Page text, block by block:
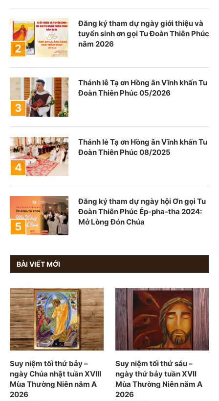
Đăng ký tham dự ngày giới thiệu và
tuyển sinh ơn gọi Tu Đoàn Thiên Phúc
năm 2026
Thánh lễ Tạ ơn Hồng ân Vĩnh khấn Tu
Đoàn Thiên Phúc 05/2026
Thánh lễ Tạ ơn Hồng ân Vĩnh khấn Tu
Đoàn Thiên Phúc 08/2025
Đăng ký tham dự ngày hội Ơn gọi Tu
Đoàn Thiên Phúc Ép-pha-tha 2024:
Mở Lòng Đón Chúa
BÀI VIẾT MỚI
Suy niệm tối thứ bảy –
ngày Chúa nhật tuần XVIII
Mùa Thường Niên năm A
2026
Suy niệm tối thứ sáu –
ngày thứ bảy tuần XVII
Mùa Thường Niên năm A
2026